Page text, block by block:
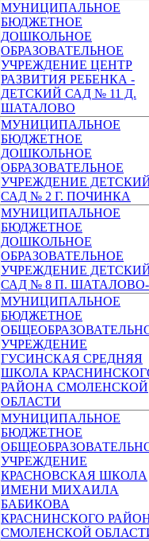
МУНИЦИПАЛЬНОЕ
БЮДЖЕТНОЕ
ДОШКОЛЬНОЕ
ОБРАЗОВАТЕЛЬНОЕ
УЧРЕЖДЕНИЕ ЦЕНТР
РАЗВИТИЯ РЕБЕНКА -
ДЕТСКИЙ САД № 11 Д.
ШАТАЛОВО
МУНИЦИПАЛЬНОЕ
БЮДЖЕТНОЕ
ДОШКОЛЬНОЕ
ОБРАЗОВАТЕЛЬНОЕ
УЧРЕЖДЕНИЕ
САД № 2 Г. ПОЧИНКА
МУНИЦИПАЛЬНОЕ
БЮДЖЕТНОЕ
ДОШКОЛЬНОЕ
ОБРАЗОВАТЕЛЬНОЕ
УЧРЕЖДЕНИЕ
САД № 8 П. ШАТАЛОВО-
МУНИЦИПАЛЬНОЕ
БЮДЖЕТНОЕ
УЧРЕЖДЕНИЕ
ГУСИНСКАЯ СРЕДНЯЯ
ШКОЛА
РАЙОНА СМОЛЕНСКОЙ
ОБЛАСТИ
МУНИЦИПАЛЬНОЕ
БЮДЖЕТНОЕ
УЧРЕЖДЕНИЕ
КРАСНОВСКАЯ ШКОЛА
ИМЕНИ МИХАИЛА
БАБИКОВА
КРАСНИНСКОГО
СМОЛЕНСКОЙ